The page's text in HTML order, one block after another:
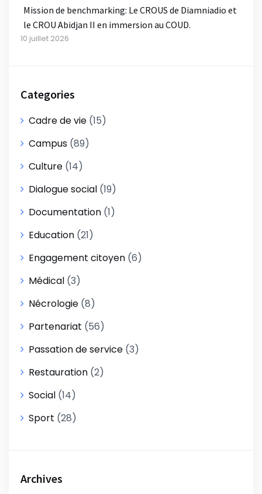
Mission de benchmarking: Le CROUS de Diamniadio et
le CROU Abidjan II en immersion au COUD.
10 juillet 2026
Categories
Cadre de vie (15)
Campus (89)
Culture (14)
Dialogue social (19)
Documentation (1)
Education (21)
Engagement citoyen (6)
Médical (3)
Nécrologie (8)
Partenariat (56)
Passation de service (3)
Restauration (2)
Social (14)
Sport (28)
Archives